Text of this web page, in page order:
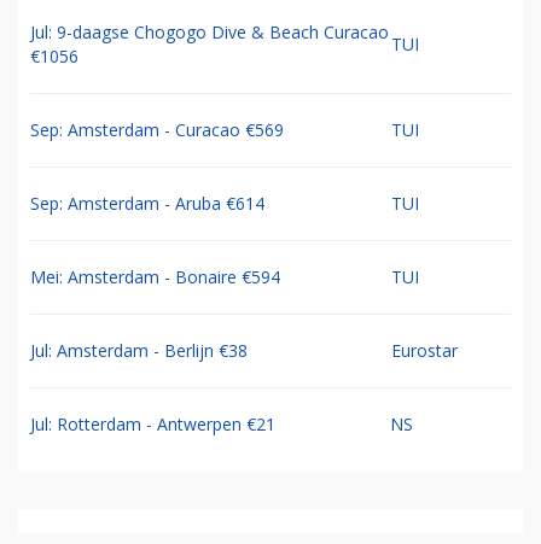
Jul: 9-daagse Chogogo Dive & Beach Curacao
€1056
TUI
Sep: Amsterdam - Curacao €569 TUI
Sep: Amsterdam - Aruba €614 TUI
Mei: Amsterdam - Bonaire €594 TUI
Jul: Amsterdam - Berlijn €38 Eurostar
Jul: Rotterdam - Antwerpen €21 NS